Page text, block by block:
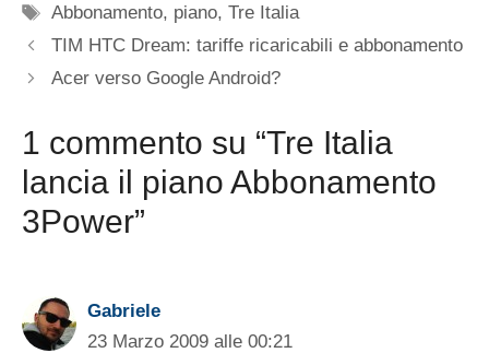
Tag
Abbonamento, piano,Tre Italia
TIM HTC Dream: tariffe ricaricabili e abbonamento
Acer verso Google Android?
1 commento su “Tre Italia
lancia il piano Abbonamento
3Power”
Gabriele
23 Marzo 2009 alle 00:21